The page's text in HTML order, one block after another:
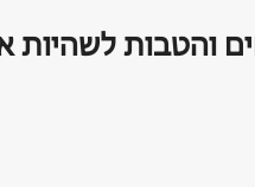
והטבות לשהיות